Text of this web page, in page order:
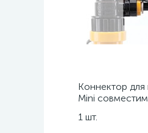
Коннектор
Mini
1 шт.